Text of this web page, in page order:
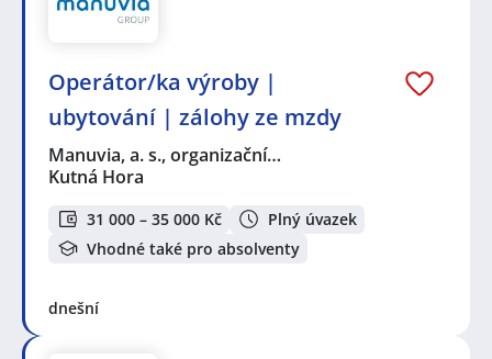
Operátor/ka výroby |
ubytování | zálohy ze mzdy
Manuvia, a. s., organizační…
Kutná Hora
31 000 – 35 000 Kč
Plný úvazek
Vhodné také pro absolventy
dnešní